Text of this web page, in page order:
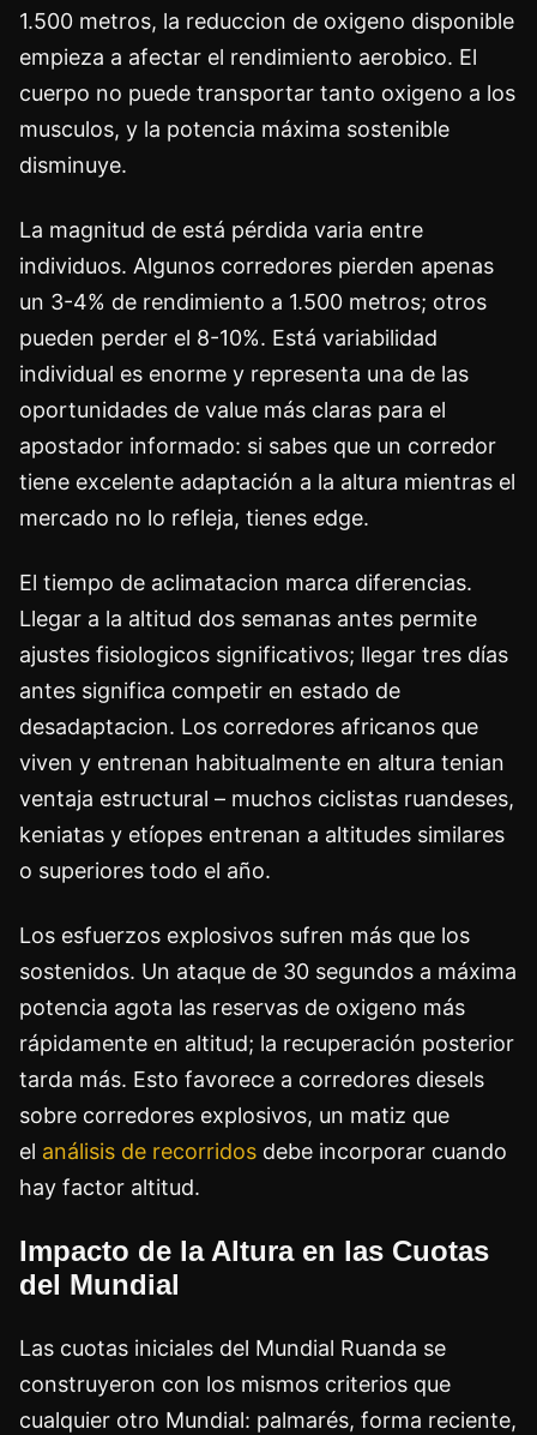
1.500 metros, la reduccion de oxigeno disponible
empieza a afectar el rendimiento aerobico. El
cuerpo no puede transportar tanto oxigeno a los
musculos, y la potencia máxima sostenible
disminuye.
La magnitud de está pérdida varia entre
individuos. Algunos corredores pierden apenas
un 3-4% de rendimiento a 1.500 metros; otros
pueden perder el 8-10%. Está variabilidad
individual es enorme y representa una de las
oportunidades de value más claras para el
apostador informado: si sabes que un corredor
tiene excelente adaptación a la altura mientras el
mercado no lo refleja, tienes edge.
El tiempo de aclimatacion marca diferencias.
Llegar a la altitud dos semanas antes permite
ajustes fisiologicos significativos; llegar tres días
antes significa competir en estado de
desadaptacion. Los corredores africanos que
viven y entrenan habitualmente en altura tenian
ventaja estructural – muchos ciclistas ruandeses,
keniatas y etíopes entrenan a altitudes similares
o superiores todo el año.
Los esfuerzos explosivos sufren más que los
sostenidos. Un ataque de 30 segundos a máxima
potencia agota las reservas de oxigeno más
rápidamente en altitud; la recuperación posterior
tarda más. Esto favorece a corredores diesels
sobre corredores explosivos, un matiz que
el análisis de recorridos debe incorporar cuando
hay factor altitud.
Impacto de la Altura en las Cuotas
del Mundial
Las cuotas iniciales del Mundial Ruanda se
construyeron con los mismos criterios que
cualquier otro Mundial: palmarés, forma reciente,